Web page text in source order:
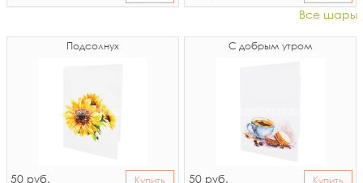
Все шары
Подсолнух
50 руб. Купить
С добрым утром
50 руб. Купить